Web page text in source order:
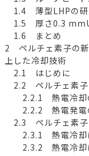
1.4 薄型LHPの研
1.5 厚さ0.3
1.6 まとめ
2 ペルチェ素子の新
上した冷却技術
2.1 はじめに
2.2 ペルチェ素子
2.2.1 熱電冷却
2.2.2 熱電発電
2.3 ペルチェ素子
2.3.1 熱電冷却に
2.3.2 熱電冷却に